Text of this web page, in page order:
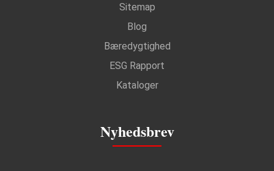
Sitemap
Blog
Bæredygtighed
ESG Rapport
Kataloger
Nyhedsbrev